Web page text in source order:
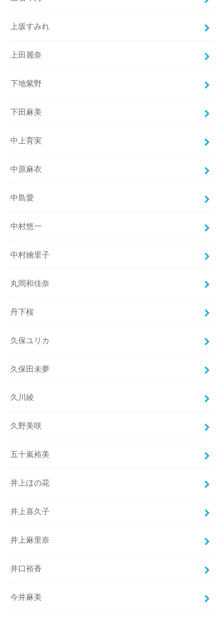
上坂すみれ
上田麗奈
下地紫野
下田麻美
中上育実
中原麻衣
中島愛
中村悠一
中村繪里子
丸岡和佳奈
丹下桜
久保ユリカ
久保田未夢
久川綾
久野美咲
五十嵐裕美
井上ほの花
井上喜久子
井上麻里奈
井口裕香
今井麻美